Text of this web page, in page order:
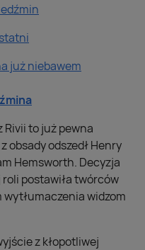
już niebawem
to już pewna
obsady odszedł Henry
Hemsworth. Decyzja
postawiła twórców
widzom
z kłopotliwej